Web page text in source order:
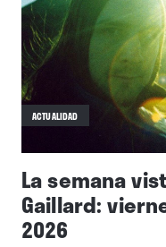
ACTUALIDAD
La semana
Gaillard:
2026